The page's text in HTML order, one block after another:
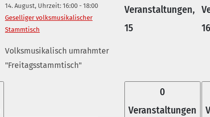
14. August, Uhrzeit: 16:00 - 18:00
Geselliger volksmusikalischer
Stammtisch
Volksmusikalisch umrahmter
"Freitagsstammtisch"
Veranstaltungen,
15
16
0
Veranstaltungen